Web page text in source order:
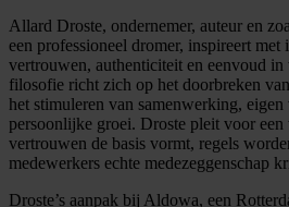
Allard Droste, ondernemer, auteur en
een professioneel dromer, inspireert
vertrouwen, authenticiteit en eenvoud
filosofie richt zich op het doorbreken
het stimuleren van samenwerking,
persoonlijke groei. Droste pleit voor
vertrouwen de basis vormt, regels
medewerkers echte medezeggenschap
Droste’s aanpak bij Aldowa, een